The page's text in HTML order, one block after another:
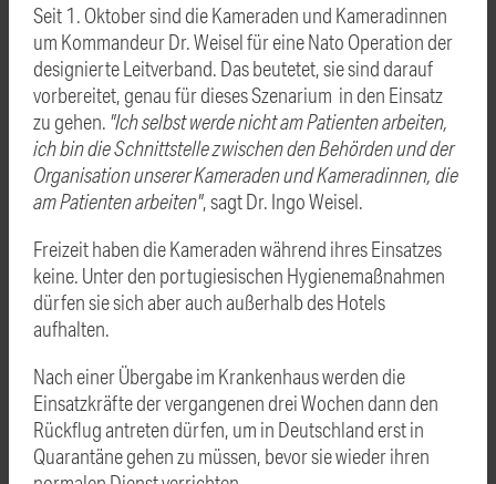
Seit 1. Oktober sind die Kameraden und Kameradinnen
um Kommandeur Dr. Weisel für eine Nato Operation der
designierte Leitverband. Das beutetet, sie sind darauf
vorbereitet, genau für dieses Szenarium in den Einsatz
zu gehen. "Ich selbst werde nicht am Patienten arbeiten,
ich bin die Schnittstelle zwischen den Behörden und der
Organisation unserer Kameraden und Kameradinnen, die
am Patienten arbeiten", sagt Dr. Ingo Weisel.
Freizeit haben die Kameraden während ihres Einsatzes
keine. Unter den portugiesischen Hygienemaßnahmen
dürfen sie sich aber auch außerhalb des Hotels
aufhalten.
Nach einer Übergabe im Krankenhaus werden die
Einsatzkräfte der vergangenen drei Wochen dann den
Rückflug antreten dürfen, um in Deutschland erst in
Quarantäne gehen zu müssen, bevor sie wieder ihren